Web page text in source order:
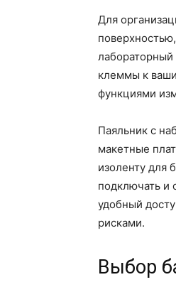
Для
клеммы к
функциями
Паяльник с
макетные
изоленту для
подключать и
удобный
рисками.
Выбор